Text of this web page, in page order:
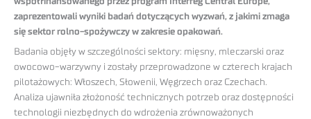
zaprezentowali wyniki badań dotyczących wyzwań, z jakimi zmaga
się sektor rolno-spożywczy w zakresie opakowań.
Badania objęły w szczególności sektory: mięsny, mleczarski oraz
owocowo-warzywny i zostały przeprowadzone w czterech krajach
pilotażowych: Włoszech, Słowenii, Węgrzech oraz Czechach.
Analiza ujawniła złożoność technicznych potrzeb oraz dostępności
technologii niezbędnych do wdrożenia zrównoważonych